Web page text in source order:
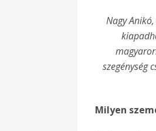
Nagy
szegénység
Milyen